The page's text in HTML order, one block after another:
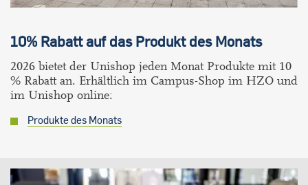
10% Rabatt auf das Produkt des Monats
2026 bietet der Unishop jeden Monat Produkte mit 10
% Rabatt an. Erhältlich im Campus-Shop im HZO und
im Unishop online:
Produkte des Monats